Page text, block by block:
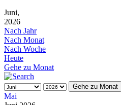
Juni,
2026
Nach Jahr
Nach Monat
Nach Woche
Heute
Gehe zu Monat
Gehe zu Monat
Mai